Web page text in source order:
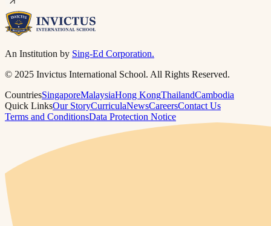
An Institution by Sing-Ed Corporation.
© 2025 Invictus International School. All Rights Reserved.
CountriesSingaporeMalaysiaHong KongThailandCambodia
Quick LinksOur StoryCurriculaNewsCareersContact Us
Terms and ConditionsData Protection Notice